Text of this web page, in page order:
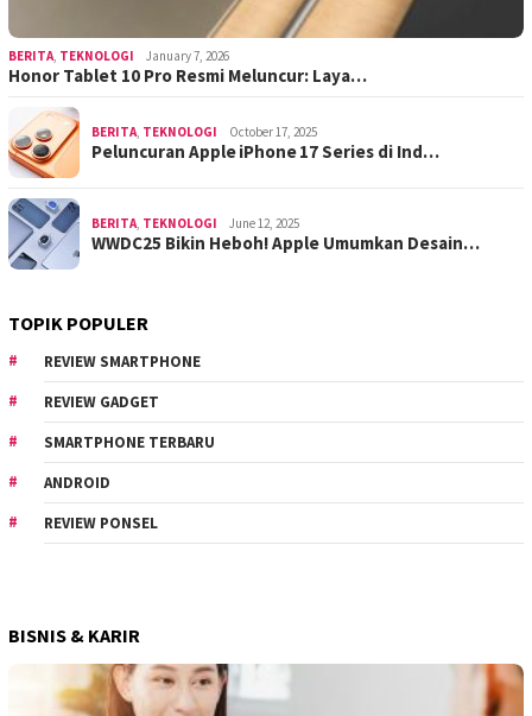
BERITA TEKNOLOGI January 7, 2026
Honor Tablet 10 Pro Resmi Meluncur: Laya…
BERITA TEKNOLOGI October 17, 2025
Peluncuran Apple iPhone 17 Series di Ind…
BERITA TEKNOLOGI June 12, 2025
WWDC25 Bikin Heboh! Apple Umumkan Desain…
TOPIK POPULER
REVIEW SMARTPHONE
REVIEW GADGET
SMARTPHONE TERBARU
ANDROID
REVIEW PONSEL
BISNIS & KARIR